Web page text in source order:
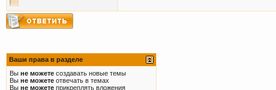
Ваши права в разделе
Вы не можете создавать новые темы
Вы не можете отвечать в темах
Вы не можете прикреплять вложения